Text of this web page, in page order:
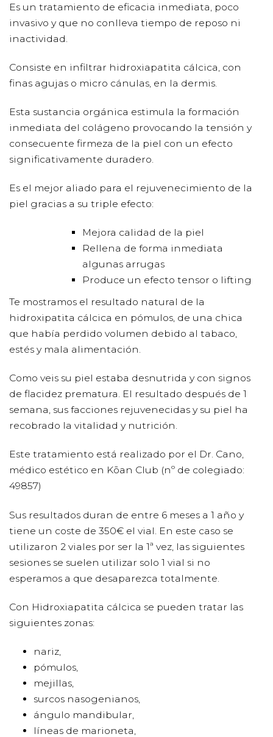
Es un tratamiento de eficacia inmediata, poco
invasivo y que no conlleva tiempo de reposo ni
inactividad.
Consiste en infiltrar hidroxiapatita cálcica, con
finas agujas o micro cánulas, en la dermis.
Esta sustancia orgánica estimula la formación
inmediata del colágeno provocando la tensión y
consecuente firmeza de la piel con un efecto
significativamente duradero.
Es el mejor aliado para el rejuvenecimiento de la
piel gracias a su triple efecto:
Mejora calidad de la piel
Rellena de forma inmediata
algunas arrugas
Produce un efecto tensor o lifting
Te mostramos el resultado natural de la
hidroxipatita cálcica en pómulos, de una chica
que había perdido volumen debido al tabaco,
estés y mala alimentación.
Como veis su piel estaba desnutrida y con signos
de flacidez prematura. El resultado después de 1
semana, sus facciones rejuvenecidas y su piel ha
recobrado la vitalidad y nutrición.
Este tratamiento está realizado por el Dr. Cano,
médico estético en Kōan Club (nº de colegiado:
49857)
Sus resultados duran de entre 6 meses a 1 año y
tiene un coste de 350€ el vial. En este caso se
utilizaron 2 viales por ser la 1ª vez, las siguientes
sesiones se suelen utilizar solo 1 vial si no
esperamos a que desaparezca totalmente.
Con Hidroxiapatita cálcica se pueden tratar las
siguientes zonas:
nariz,
pómulos,
mejillas,
surcos nasogenianos,
ángulo mandibular,
líneas de marioneta,